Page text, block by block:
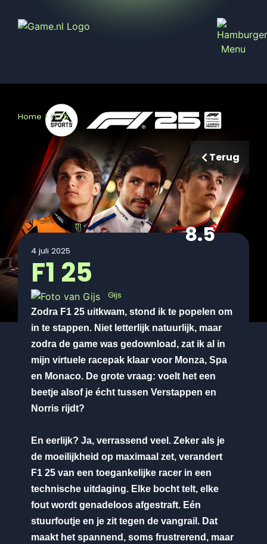
Home > F1 25
Terug
8.5
4 juli 2025
F1 25
Gijs
Zodra F1 25 uitkwam, stond ik te popelen om
in te stappen. Niet letterlijk natuurlijk, maar
zodra de game was gedownload, zat ik al in
mijn virtuele racepak klaar voor Monza, Spa
en Monaco. De grote vraag: voelt het een
beetje alsof je écht tussen Verstappen en
Norris rijdt?
En eerlijk? Ja, verrassend veel. Zeker als je
de moeilijkheid op maximaal zet, verandert
F1 25 van een toegankelijke racer in een
technische uitdaging. Elke bocht telt, elke
fout wordt genadeloos afgestraft. Eén
stuurfoutje en je zit tegen de vangrail. Dat
maakt het spannend, soms frustrerend, maar